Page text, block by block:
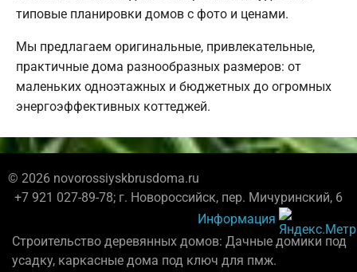
типовые планировки домов с фото и ценами.
Мы предлагаем оригинальные, привлекательные,
практичные дома разнообразных размеров: от
маленьких одноэтажных и бюджетных до огромных
энергоэффективных коттеджей.
© 2026 novorossiyskbrusdoma.ru
+7 921 027-89-78; г. Новороссийск, пер. Мичуринский, 6
Информация
Строительство деревянных домов: Дачные домики под
усадку, каркасные дома под ключ для пмж.